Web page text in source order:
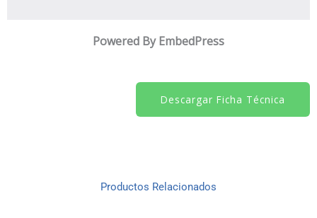
Powered By EmbedPress
Descargar Ficha Técnica
Productos Relacionados